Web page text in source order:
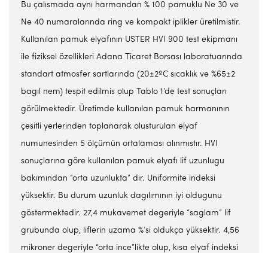
Bu çalısmada aynı harmandan % 100 pamuklu Ne 30 ve
Ne 40 numaralarında ring ve kompakt iplikler üretilmistir.
Kullanılan pamuk elyafının USTER HVI 900 test ekipmanı
ile fiziksel özellikleri Adana Ticaret Borsası laboratuarında
standart atmosfer sartlarında (20±2ºC sıcaklık ve %65±2
bagıl nem) tespit edilmis olup Tablo 1’de test sonuçları
görülmektedir. Üretimde kullanılan pamuk harmanının
çesitli yerlerinden toplanarak olusturulan elyaf
numunesinden 5 ölçümün ortalaması alınmıstır. HVI
sonuçlarına göre kullanılan pamuk elyafı lif uzunlugu
bakımından “orta uzunlukta” dır. Uniformite indeksi
yüksektir. Bu durum uzunluk dagılımının iyi oldugunu
göstermektedir. 27,4 mukavemet degeriyle “saglam” lif
grubunda olup, liflerin uzama %’si oldukça yüksektir. 4,56
mikroner degeriyle “orta ince”likte olup, kısa elyaf indeksi